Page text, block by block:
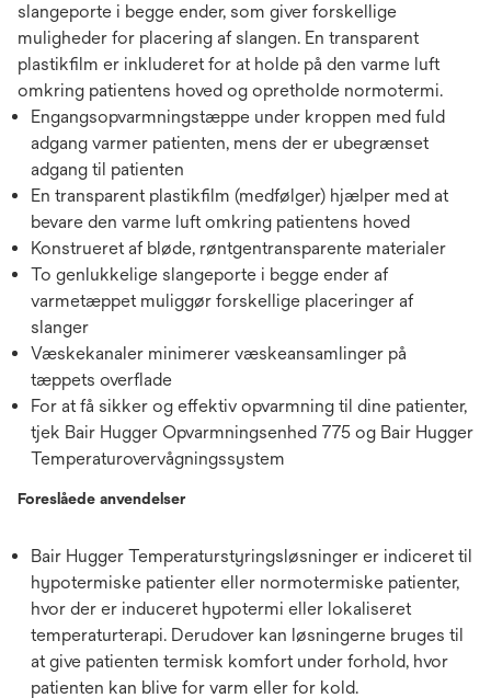
slangeporte i begge ender, som giver forskellige
muligheder for placering af slangen. En transparent
plastikfilm er inkluderet for at holde på den varme luft
omkring patientens hoved og opretholde normotermi.
Engangsopvarmningstæppe under kroppen med fuld
adgang varmer patienten, mens der er ubegrænset
adgang til patienten
En transparent plastikfilm (medfølger) hjælper med at
bevare den varme luft omkring patientens hoved
Konstrueret af bløde, røntgentransparente materialer
To genlukkelige slangeporte i begge ender af
varmetæppet muliggør forskellige placeringer af
slanger
Væskekanaler minimerer væskeansamlinger på
tæppets overflade
For at få sikker og effektiv opvarmning til dine patienter,
tjek Bair Hugger Opvarmningsenhed 775 og Bair Hugger
Temperaturovervågningssystem
Foreslåede anvendelser
Bair Hugger Temperaturstyringsløsninger er indiceret til
hypotermiske patienter eller normotermiske patienter,
hvor der er induceret hypotermi eller lokaliseret
temperaturterapi. Derudover kan løsningerne bruges til
at give patienten termisk komfort under forhold, hvor
patienten kan blive for varm eller for kold.